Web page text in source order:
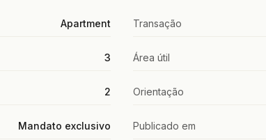
Apartment Transação
3 Área útil
2 Orientação
Mandato exclusivo Publicado em